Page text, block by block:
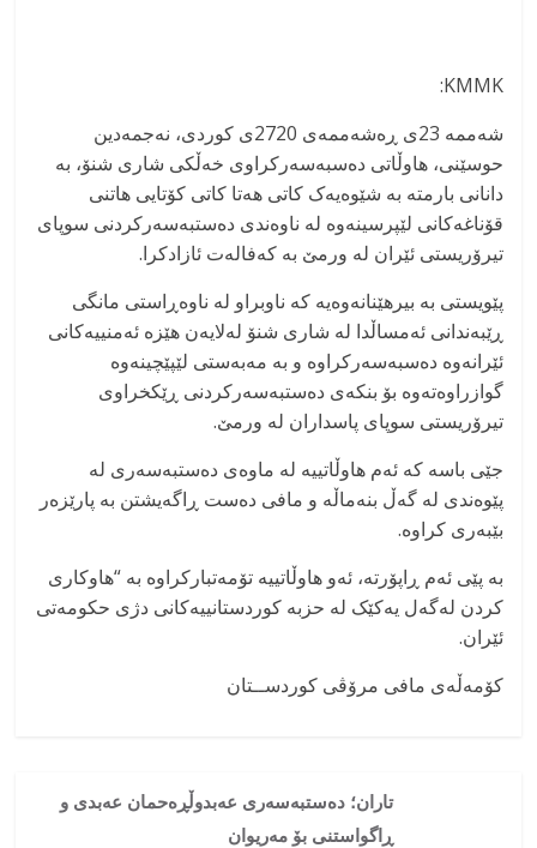
KMMK:
شەممە 23ی ڕەشەممەی 2720ی کوردی، نەجمەدین
حوسێنی، هاوڵاتی دەسبەسەرکراوی خەڵکی شاری شنۆ، بە
دانانی بارمتە بە شێوەیەک کاتی هەتا کاتی کۆتایی هاتنی
قۆناغەکانی لێپرسینەوە لە ناوەندی دەستبەسەرکردنی سوپای
تیرۆریستی ئێران لە ورمێ بە کەفالەت ئازادکرا.
پێویستی بە بیرهێنانەوەیە کە ناوبراو لە ناوەڕاستی مانگی
ڕێبەندانی ئەمساڵدا لە شاری شنۆ لەلایەن هێزە ئەمنییەکانی
ئێرانەوە دەسبەسەرکراوە و بە مەبەستی لێپێچینەوە
گوازراوەتەوە بۆ بنکەی دەستبەسەرکردنی ڕێکخراوی
تیرۆریستی سوپای پاسداران لە ورمێ.
جێی باسه کە ئەم هاوڵاتییە لە ماوەی دەستبەسەری لە
پێوەندی لە گەڵ بنەماڵه و مافی دەست ڕاگەیشتن بە پارێزەر
بێبەری کراوە.
بە پێی ئەم ڕاپۆرتە، ئەو هاوڵاتییە تۆمەتبارکراوە بە “هاوکاری
کردن لەگەل یەکێک لە حزبە کوردستانییەکانی دژی حکومەتی
ئێران.
کۆمەڵەی مافی مرۆڤی کوردســتان
تاران؛ دەستبەسەری عەبدوڵڕەحمان عەبدی و
ڕاگواستنی بۆ مەریوان